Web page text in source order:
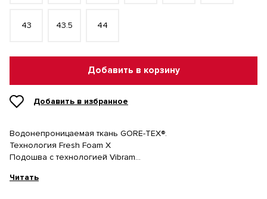
43 43.5 44
Добавить в корзину
Добавить в избранное
Водонепроницаемая ткань GORE-TEX®.
Технология Fresh Foam X
Подошва с технологией Vibram
Читать